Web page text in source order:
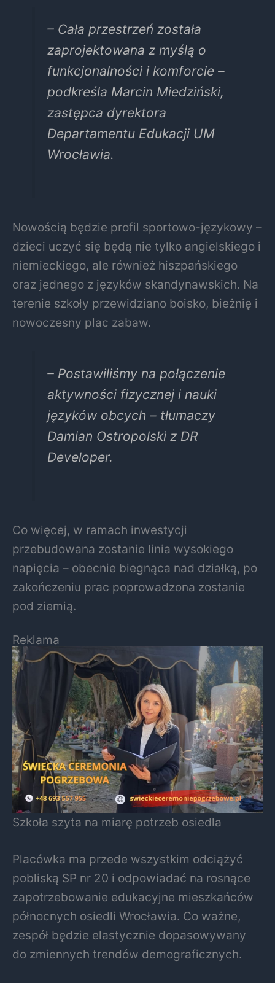
– Cała przestrzeń została
zaprojektowana z myślą o
funkcjonalności i komforcie –
podkreśla Marcin Miedziński,
zastępca dyrektora
Departamentu Edukacji UM
Wrocławia.
Nowością będzie profil sportowo-językowy –
dzieci uczyć się będą nie tylko angielskiego i
niemieckiego, ale również hiszpańskiego
oraz jednego z języków skandynawskich. Na
terenie szkoły przewidziano boisko, bieżnię i
nowoczesny plac zabaw.
– Postawiliśmy na połączenie
aktywności fizycznej i nauki
języków obcych – tłumaczy
Damian Ostropolski z DR
Developer.
Co więcej, w ramach inwestycji
przebudowana zostanie linia wysokiego
napięcia – obecnie biegnąca nad działką, po
zakończeniu prac poprowadzona zostanie
pod ziemią.
Reklama
Szkoła szyta na miarę potrzeb osiedla
Placówka ma przede wszystkim odciążyć
pobliską SP nr 20 i odpowiadać na rosnące
zapotrzebowanie edukacyjne mieszkańców
północnych osiedli Wrocławia. Co ważne,
zespół będzie elastycznie dopasowywany
do zmiennych trendów demograficznych.